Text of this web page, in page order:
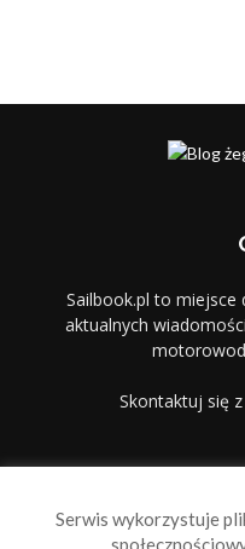
Sailbook.pl to miejsce
aktualnych
Skontaktuj się
Serwis wykorzystuje